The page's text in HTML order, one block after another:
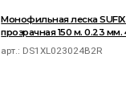
Монофильная леска
прозрачная 150 м. 0.23 мм.
арт.: DS1XL023024B2R